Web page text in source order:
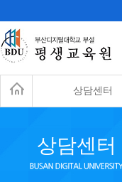
상담센터
상담센터